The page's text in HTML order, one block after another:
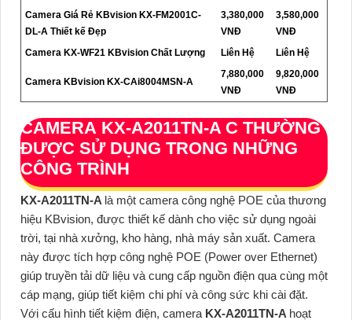
Camera Giá Rẻ KBvision KX-FM2001C-
DL-A Thiết kế Đẹp
3,380,000
VNĐ
3,580,000
VNĐ
Camera KX-WF21 KBvision Chất Lượng
Liên Hệ Liên Hệ
Camera KBvision KX-CAi8004MSN-A
7,880,000
VNĐ
9,820,000
VNĐ
CAMERA KX-A2011TN-A C THƯỜNG
ĐƯỢC SỬ DỤNG TRONG NHỮNG
CÔNG TRÌNH
KX-A2011TN-A là một camera công nghệ POE của thương
hiệu KBvision, được thiết kế dành cho việc sử dụng ngoài
trời, tại nhà xưởng, kho hàng, nhà máy sản xuất. Camera
này được tích hợp công nghệ POE (Power over Ethernet)
giúp truyền tải dữ liệu và cung cấp nguồn điện qua cùng một
cáp mạng, giúp tiết kiệm chi phí và công sức khi cài đặt.
Với cấu hình tiết kiệm điện, camera KX-A2011TN-A hoạt